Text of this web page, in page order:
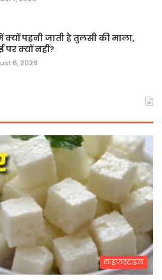
पहनी जाती है तुलसी की माला,
पर क्यों नहीं?
6, 2026
लाइफस्टाइल